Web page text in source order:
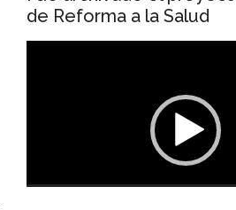
de Reforma a la Salud